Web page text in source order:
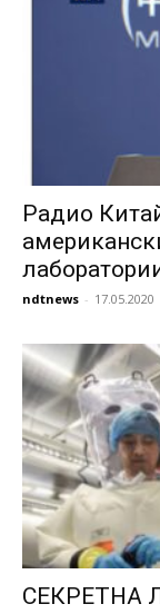
Радио
ndtnews - 17.05.2020
СЕКРЕТНА